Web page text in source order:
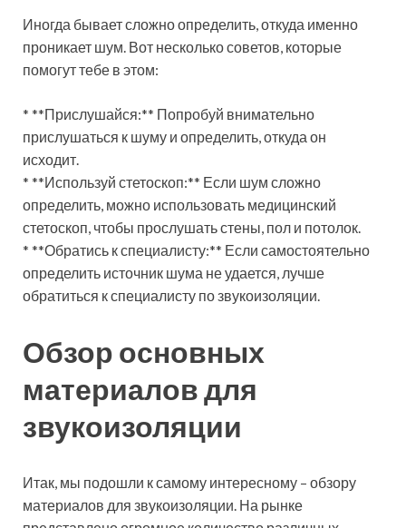
Иногда бывает сложно определить, откуда именно
проникает шум. Вот несколько советов, которые
помогут тебе в этом:
* **Прислушайся:** Попробуй внимательно
прислушаться к шуму и определить, откуда он
исходит.
* **Используй стетоскоп:** Если шум сложно
определить, можно использовать медицинский
стетоскоп, чтобы прослушать стены, пол и потолок.
* **Обратись к специалисту:** Если самостоятельно
определить источник шума не удается, лучше
обратиться к специалисту по звукоизоляции.
Обзор основных
материалов для
звукоизоляции
Итак, мы подошли к самому интересному – обзору
материалов для звукоизоляции. На рынке